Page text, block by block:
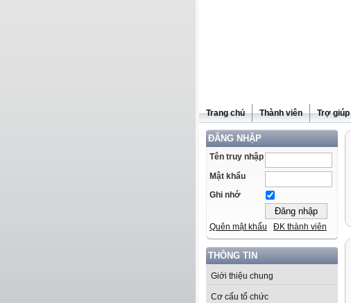
Trang chủ Thành viên Trợ giúp
ĐĂNG NHẬP
Tên truy nhập
Mật khẩu
Ghi nhớ
Quên mật khẩu ĐK thành viên
THÔNG TIN
Giới thiệu chung
Cơ cấu tổ chức